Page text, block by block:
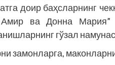
доир баҳсларнинг
ва Донна Мария”
гўзал
замонларга,